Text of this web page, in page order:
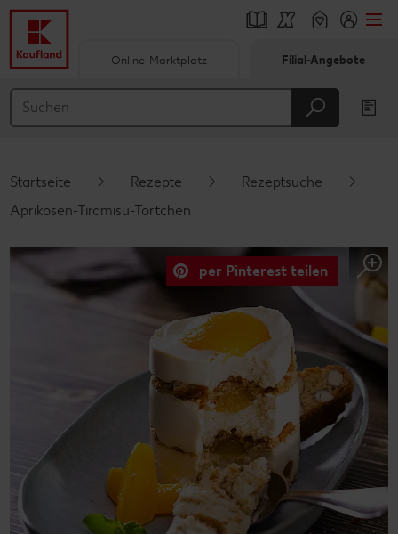
Hauptinhalt
Schwebender Seitenbereich
Online-Marktplatz Filial-Angebote
Startseite Rezepte
Rezeptsuche
Aprikosen-Tiramisu-Törtchen
per Pinterest teilen